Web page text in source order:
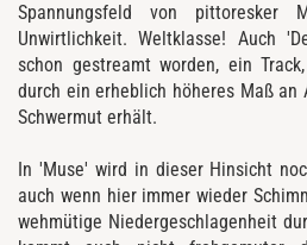
Spannungsfeld von pittoresker
Unwirtlichkeit. Weltklasse! Auch
schon gestreamt worden, ein
durch ein erheblich höheres Maß an
Schwermut erhält.
In 'Muse' wird in dieser Hinsicht
auch wenn hier immer wieder
wehmütige Niedergeschlagenheit